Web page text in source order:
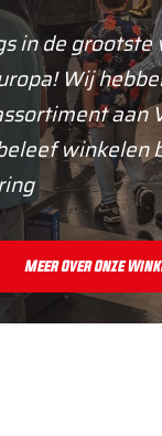
in de
Wij
aan
winkelen
Meer Over Onze